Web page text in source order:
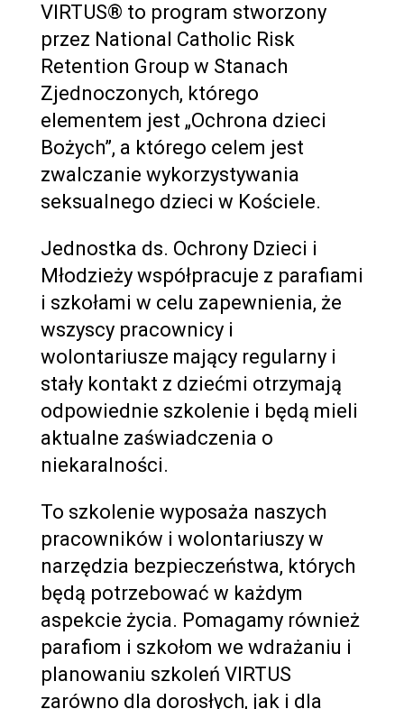
VIRTUS® to program stworzony
przez National Catholic Risk
Retention Group w Stanach
Zjednoczonych, którego
elementem jest „Ochrona dzieci
Bożych”, a którego celem jest
zwalczanie wykorzystywania
seksualnego dzieci w Kościele.
Jednostka ds. Ochrony Dzieci i
Młodzieży współpracuje z parafiami
i szkołami w celu zapewnienia, że ​​
wszyscy pracownicy i
wolontariusze mający regularny i
stały kontakt z dziećmi otrzymają
odpowiednie szkolenie i będą mieli
aktualne zaświadczenia o
niekaralności.
To szkolenie wyposaża naszych
pracowników i wolontariuszy w
narzędzia bezpieczeństwa, których
będą potrzebować w każdym
aspekcie życia. Pomagamy również
parafiom i szkołom we wdrażaniu i
planowaniu szkoleń VIRTUS
zarówno dla dorosłych, jak i dla